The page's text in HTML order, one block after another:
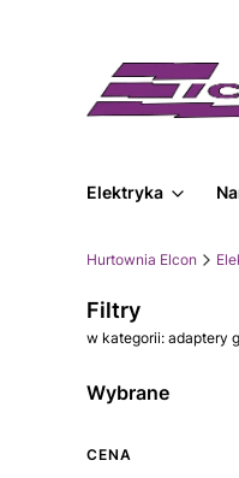
Elektryka
Hurtownia Elcon
Filtry
w kategorii: adaptery
Wybrane
CENA